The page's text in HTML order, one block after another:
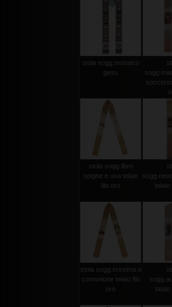
stola sogg.mosaico
gesu
stola sogg.libro
spighe e uva telaio
filo oro
telaio
stola sogg.cresima e
comunione telaio filo
oro
talaio